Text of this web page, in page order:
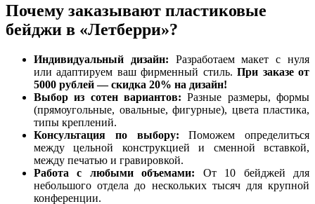
Почему заказывают пластиковые
бейджи в «Летберри»?
Индивидуальный дизайн: Разработаем макет с нуля
или адаптируем ваш фирменный стиль.При заказе от
5000 рублей — скидка 20% на дизайн!
Выбор из сотен вариантов: Разные размеры, формы
(прямоугольные, овальные, фигурные), цвета пластика,
типы креплений.
Консультация по выбору: Поможем определиться
между цельной конструкцией и сменной вставкой,
между печатью и гравировкой.
Работа с любыми объемами: От 10 бейджей для
небольшого отдела до нескольких тысяч для крупной
конференции.